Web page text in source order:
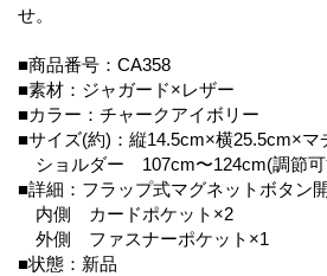
せ。
■商品番号：CA358
■素材：ジャガード×レザー
■カラー：チャークアイボリー
■サイズ(約)：縦14.5cm×横25.5cm×マ
ショルダー 107cm〜124cm(調節可
■詳細：フラップ式マグネットボタン
内側 カードポケット×2
外側 ファスナーポケット×1
■状態：新品